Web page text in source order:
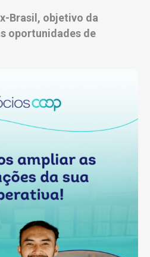
Brasil, objetivo da
oportunidades de